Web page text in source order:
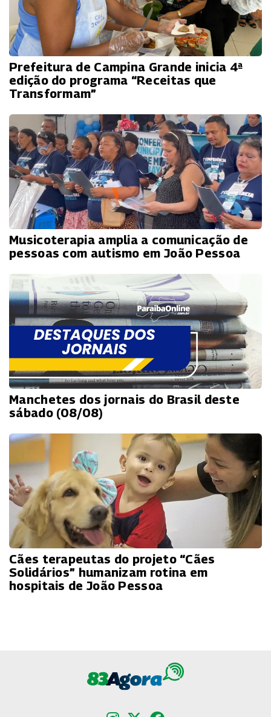
Prefeitura de Campina Grande inicia 4ª
edição do programa “Receitas que
Transformam”
Musicoterapia amplia a comunicação de
pessoas com autismo em João Pessoa
Manchetes dos jornais do Brasil deste
sábado (08/08)
Cães terapeutas do projeto “Cães
Solidários” humanizam rotina em
hospitais de João Pessoa